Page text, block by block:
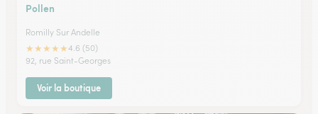
Pollen
Romilly Sur Andelle
★★★★★4.6 (50)
92, rue Saint-Georges
Voir la boutique